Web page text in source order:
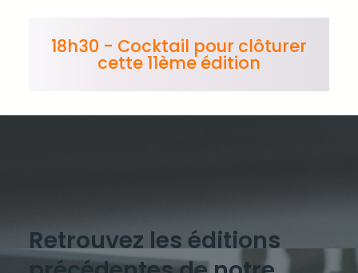
18h30 - Cocktail pour clôturer
cette 11ème édition
Retrouvez les éditions